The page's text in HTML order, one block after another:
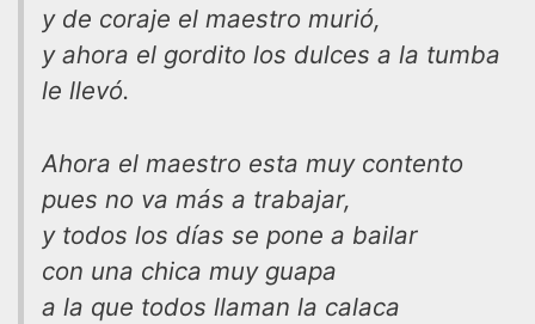
y de coraje el maestro murió,
y ahora el gordito los dulces a la tumba
le llevó.
Ahora el maestro esta muy contento
pues no va más a trabajar,
y todos los días se pone a bailar
con una chica muy guapa
a la que todos llaman la calaca